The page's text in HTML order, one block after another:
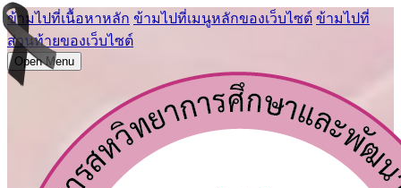
ข้ามไปที่เนื้อหาหลัก ข้ามไปที่เมนูหลักของเว็บไซต์ ข้ามไปที่
ส่วนท้ายของเว็บไซต์
Open Menu